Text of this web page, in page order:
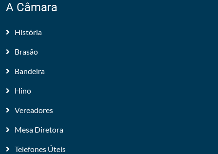
A Câmara
História
Brasão
Bandeira
Hino
Vereadores
Mesa Diretora
Telefones Úteis